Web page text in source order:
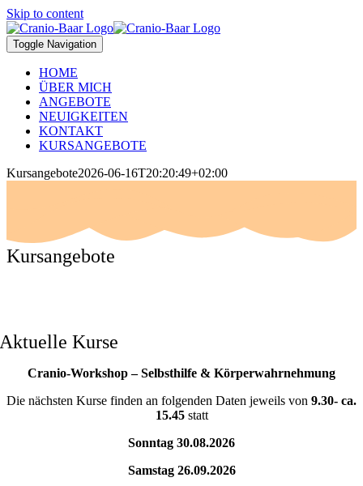
Skip to content
Toggle Navigation
HOME
ÜBER MICH
ANGEBOTE
NEUIGKEITEN
KONTAKT
KURSANGEBOTE
Kursangebote2026-06-16T20:20:49+02:00
Kursangebote
Aktuelle Kurse
Cranio-Workshop – Selbsthilfe & Körperwahrnehmung
Die nächsten Kurse finden an folgenden Daten jeweils von 9.30- ca.
15.45statt
Sonntag 30.08.2026
Samstag 26.09.2026